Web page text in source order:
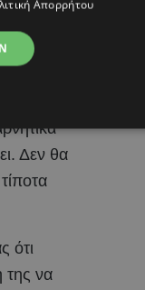
Δεν θα
ότι
της να
Απορρήτου